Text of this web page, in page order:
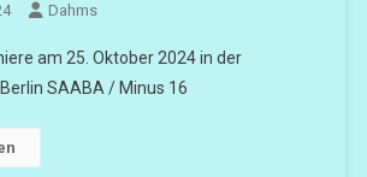
Dahms
am 25. Oktober 2024 in der
SAABA / Minus 16